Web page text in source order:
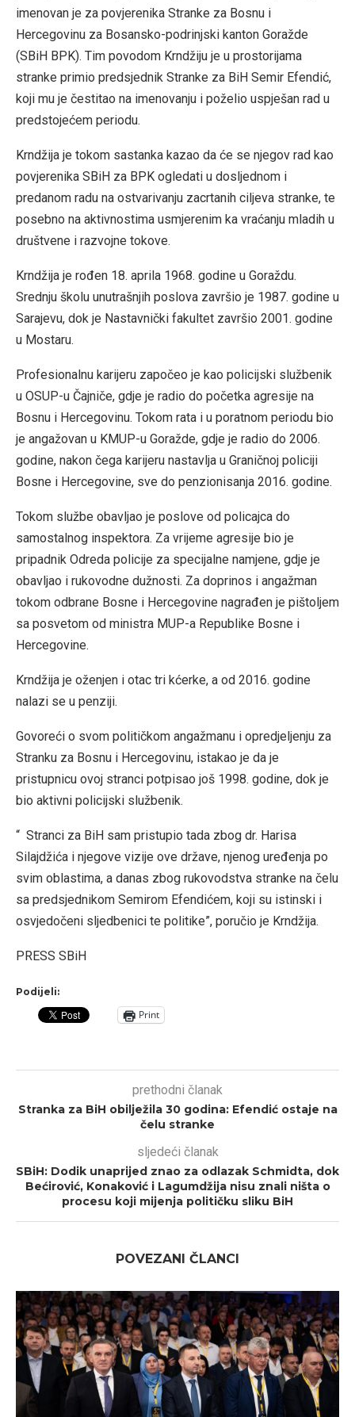
imenovan je za povjerenika Stranke za Bosnu i
Hercegovinu za Bosansko-podrinjski kanton Goražde
(SBiH BPK). Tim povodom Krndžiju je u prostorijama
stranke primio predsjednik Stranke za BiH Semir Efendić,
koji mu je čestitao na imenovanju i poželio uspješan rad u
predstojećem periodu.
Krndžija je tokom sastanka kazao da će se njegov rad kao
povjerenika SBiH za BPK ogledati u dosljednom i
predanom radu na ostvarivanju zacrtanih ciljeva stranke, te
posebno na aktivnostima usmjerenim ka vraćanju mladih u
društvene i razvojne tokove.
Krndžija je rođen 18. aprila 1968. godine u Goraždu.
Srednju školu unutrašnjih poslova završio je 1987. godine u
Sarajevu, dok je Nastavnički fakultet završio 2001. godine
u Mostaru.
Profesionalnu karijeru započeo je kao policijski službenik
u OSUP-u Čajniče, gdje je radio do početka agresije na
Bosnu i Hercegovinu. Tokom rata i u poratnom periodu bio
je angažovan u KMUP-u Goražde, gdje je radio do 2006.
godine, nakon čega karijeru nastavlja u Graničnoj policiji
Bosne i Hercegovine, sve do penzionisanja 2016. godine.
Tokom službe obavljao je poslove od policajca do
samostalnog inspektora. Za vrijeme agresije bio je
pripadnik Odreda policije za specijalne namjene, gdje je
obavljao i rukovodne dužnosti. Za doprinos i angažman
tokom odbrane Bosne i Hercegovine nagrađen je pištoljem
sa posvetom od ministra MUP-a Republike Bosne i
Hercegovine.
Krndžija je oženjen i otac tri kćerke, a od 2016. godine
nalazi se u penziji.
Govoreći o svom političkom angažmanu i opredjeljenju za
Stranku za Bosnu i Hercegovinu, istakao je da je
pristupnicu ovoj stranci potpisao još 1998. godine, dok je
bio aktivni policijski službenik.
“ Stranci za BiH sam pristupio tada zbog dr. Harisa
Silajdžića i njegove vizije ove države, njenog uređenja po
svim oblastima, a danas zbog rukovodstva stranke na čelu
sa predsjednikom Semirom Efendićem, koji su istinski i
osvjedočeni sljedbenici te politike”, poručio je Krndžija.
PRESS SBiH
Podijeli:
Print
prethodni članak
Stranka za BiH obilježila 30 godina: Efendić ostaje na
čelu stranke
sljedeći članak
SBiH: Dodik unaprijed znao za odlazak Schmidta, dok
Bećirović, Konaković i Lagumdžija nisu znali ništa o
procesu koji mijenja političku sliku BiH
POVEZANI ČLANCI